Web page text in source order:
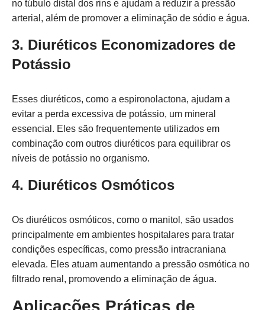
no túbulo distal dos rins e ajudam a reduzir a pressão
arterial, além de promover a eliminação de sódio e água.
3. Diuréticos Economizadores de
Potássio
Esses diuréticos, como a espironolactona, ajudam a
evitar a perda excessiva de potássio, um mineral
essencial. Eles são frequentemente utilizados em
combinação com outros diuréticos para equilibrar os
níveis de potássio no organismo.
4. Diuréticos Osmóticos
Os diuréticos osmóticos, como o manitol, são usados
principalmente em ambientes hospitalares para tratar
condições específicas, como pressão intracraniana
elevada. Eles atuam aumentando a pressão osmótica no
filtrado renal, promovendo a eliminação de água.
Aplicações Práticas de